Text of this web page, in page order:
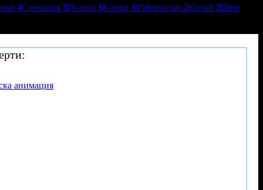
4Словакия 3Полша 3Кипър 3Узбекистан 2Китай 2Шри
анимация